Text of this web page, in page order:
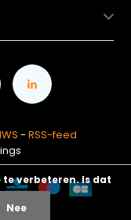
- RSS-feed
te verbeteren. Is dat
Nee